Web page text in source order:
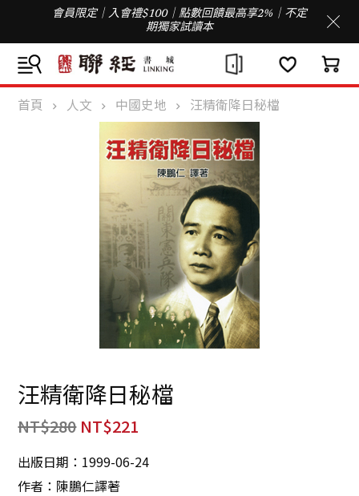
會員限定｜入會禮$100｜點數回饋最高享2%｜不定
期獨家試讀本
首頁 人文 中國史地 汪精衛降日秘檔
汪精衛降日秘檔
NT$280 NT$221
出版日期：1999-06-24
作者：陳鵬仁譯著